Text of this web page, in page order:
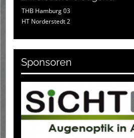
THB Hamburg 03
HT Norderstedt 2
Sponsoren